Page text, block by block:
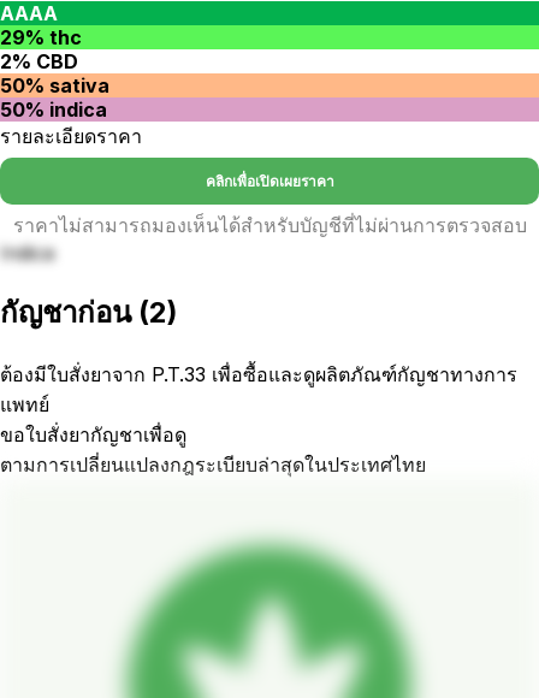
AAAA
29% thc
2% CBD
50% sativa
50% indica
รายละเอียดราคา
คลิกเพื่อเปิดเผยราคา
ราคาไม่สามารถมองเห็นได้สำหรับบัญชีที่ไม่ผ่านการตรวจสอบ
Indica
กัญชาก่อน (2)
ต้องมีใบสั่งยาจาก P.T.33 เพื่อซื้อและดูผลิตภัณฑ์กัญชาทางการ
แพทย์
ขอใบสั่งยากัญชาเพื่อดู
ตามการเปลี่ยนแปลงกฎระเบียบล่าสุดในประเทศไทย